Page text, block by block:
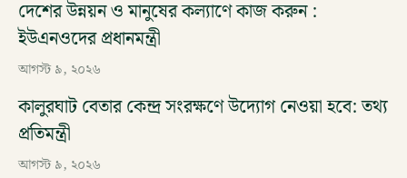
দেশের উন্নয়ন ও মানুষের কল্যাণে কাজ করুন :
ইউএনওদের প্রধানমন্ত্রী
আগস্ট ৯, ২০২৬
কালুরঘাট বেতার কেন্দ্র সংরক্ষণে উদ্যোগ নেওয়া হবে: তথ্য
প্রতিমন্ত্রী
আগস্ট ৯, ২০২৬